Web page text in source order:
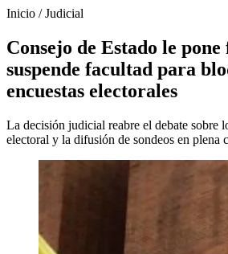
Inicio /Judicial
Consejo de Estado le
suspende facultad para
encuestas electorales
La decisión judicial reabre el debate sobre
electoral y la difusión de sondeos en plena